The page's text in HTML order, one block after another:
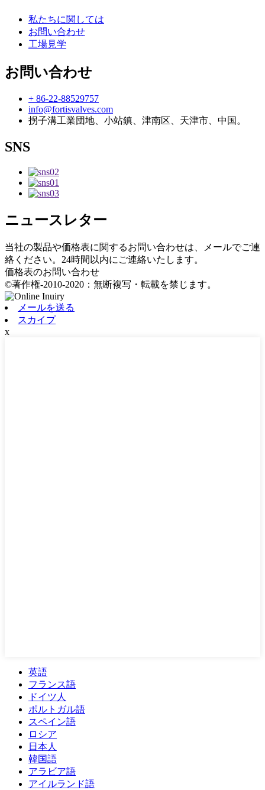
私たちに関しては
お問い合わせ
工場見学
お問い合わせ
+ 86-22-88529757
info@fortisvalves.com
拐子溝工業団地、小站鎮、津南区、天津市、中国。
SNS
ニュースレター
当社の製品や価格表に関するお問い合わせは、メールでご連
絡ください。24時間以内にご連絡いたします。
価格表のお問い合わせ
©著作権-2010-2020：無断複写・転載を禁じます。
メールを送る
スカイプ
x
英語
フランス語
ドイツ人
ポルトガル語
スペイン語
ロシア
日本人
韓国語
アラビア語
アイルランド語